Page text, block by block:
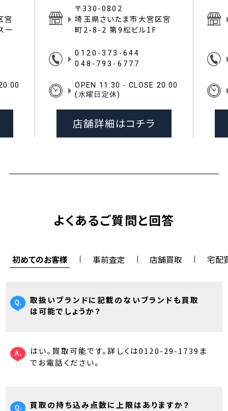
宮
一
〒330-0802
埼玉県さいたま市大宮区宮
町2-8-2 第9松ビル1F
0120-373-644
048-793-6777
OPEN 11:30 - CLOSE 20:00
(水曜日定休)
店舗詳細はコチラ
よくあるご質問と回答
初めてのお客様 事前査定 店舗買取 宅配
取扱いブランドに記載のないブランドも買取
は可能でしょうか？
はい。買取可能です。詳しくは0120-29-1739ま
でお電話ください。
買取の持ち込み点数に上限はありますか？